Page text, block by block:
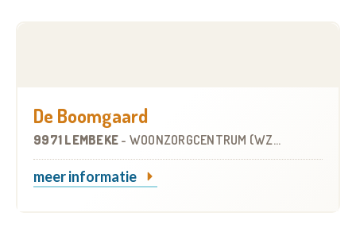
De Boomgaard
9971 LEMBEKE - WOONZORGCENTRUM (WZC)
meer informatie